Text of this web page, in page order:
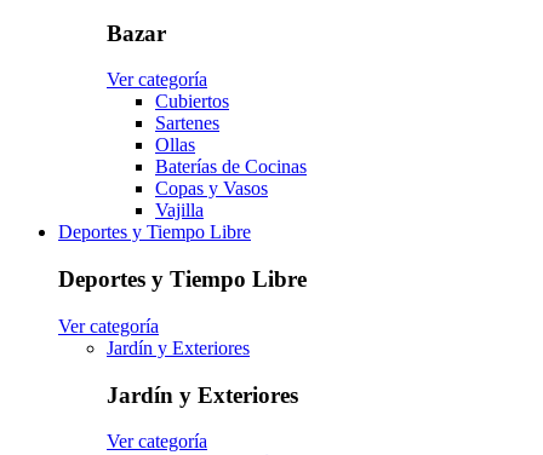
Bazar
Ver categoría
Cubiertos
Sartenes
Ollas
Baterías de Cocinas
Copas y Vasos
Vajilla
Deportes y Tiempo Libre
Deportes y Tiempo Libre
Ver categoría
Jardín y Exteriores
Jardín y Exteriores
Ver categoría